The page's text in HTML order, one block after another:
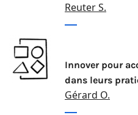
Reuter S.
Innover pour
dans leurs
Gérard O.